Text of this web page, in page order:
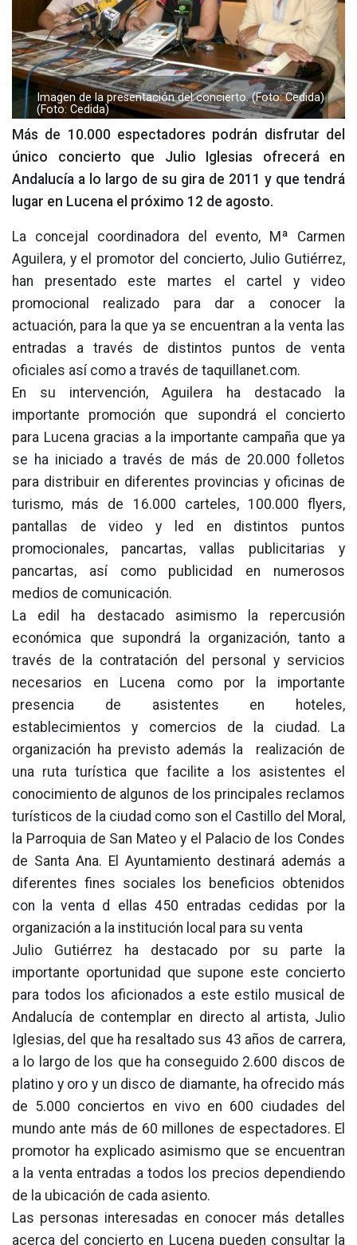
Imagen de la presentación del concierto. (Foto: Cedida)
(Foto: Cedida)
Más de 10.000 espectadores podrán disfrutar del
único concierto que Julio Iglesias ofrecerá en
Andalucía a lo largo de su gira de 2011 y que tendrá
lugar en Lucena el próximo 12 de agosto.
La concejal coordinadora del evento, Mª Carmen
Aguilera, y el promotor del concierto, Julio Gutiérrez,
han presentado este martes el cartel y video
promocional realizado para dar a conocer la
actuación, para la que ya se encuentran a la venta las
entradas a través de distintos puntos de venta
oficiales así como a través de taquillanet.com.
En su intervención, Aguilera ha destacado la
importante promoción que supondrá el concierto
para Lucena gracias a la importante campaña que ya
se ha iniciado a través de más de 20.000 folletos
para distribuir en diferentes provincias y oficinas de
turismo, más de 16.000 carteles, 100.000 flyers,
pantallas de video y led en distintos puntos
promocionales, pancartas, vallas publicitarias y
pancartas, así como publicidad en numerosos
medios de comunicación.
La edil ha destacado asimismo la repercusión
económica que supondrá la organización, tanto a
través de la contratación del personal y servicios
necesarios en Lucena como por la importante
presencia de asistentes en hoteles,
establecimientos y comercios de la ciudad. La
organización ha previsto además la realización de
una ruta turística que facilite a los asistentes el
conocimiento de algunos de los principales reclamos
turísticos de la ciudad como son el Castillo del Moral,
la Parroquia de San Mateo y el Palacio de los Condes
de Santa Ana. El Ayuntamiento destinará además a
diferentes fines sociales los beneficios obtenidos
con la venta d ellas 450 entradas cedidas por la
organización a la institución local para su venta
Julio Gutiérrez ha destacado por su parte la
importante oportunidad que supone este concierto
para todos los aficionados a este estilo musical de
Andalucía de contemplar en directo al artista, Julio
Iglesias, del que ha resaltado sus 43 años de carrera,
a lo largo de los que ha conseguido 2.600 discos de
platino y oro y un disco de diamante, ha ofrecido más
de 5.000 conciertos en vivo en 600 ciudades del
mundo ante más de 60 millones de espectadores. El
promotor ha explicado asimismo que se encuentran
a la venta entradas a todos los precios dependiendo
de la ubicación de cada asiento.
Las personas interesadas en conocer más detalles
acerca del concierto en Lucena pueden consultar la